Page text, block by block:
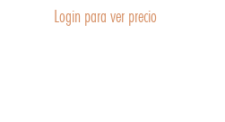
Login para ver precio